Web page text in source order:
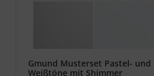
Gmund Musterset Pastel- und
Weißtöne mit Shimmer